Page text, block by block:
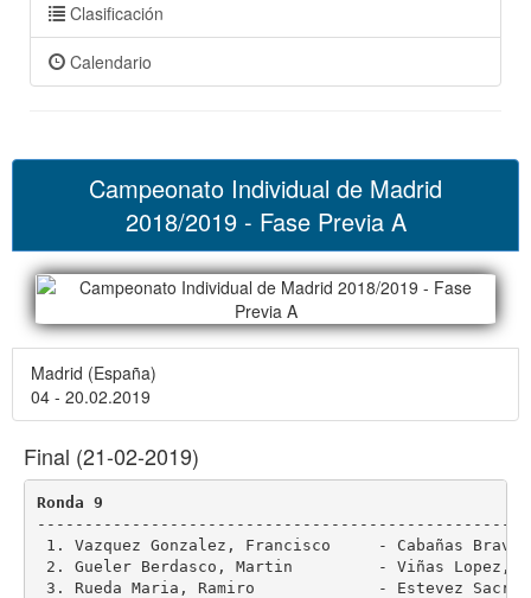
Clasificación
Calendario
Campeonato Individual de Madrid
2018/2019 - Fase Previa A
Madrid (España)
04 - 20.02.2019
Final (21-02-2019)
Ronda 9
1. Vazquez Gonzalez, Francisco     - Cabañas
2. Gueler Berdasco, Martin         - Viñas
3. Rueda Maria, Ramiro             - Estevez